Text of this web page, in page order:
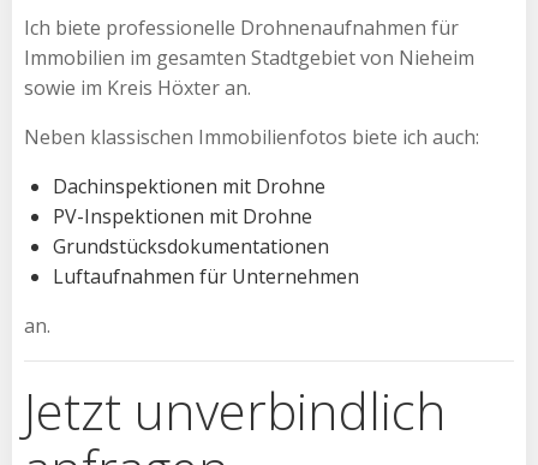
Ich biete professionelle Drohnenaufnahmen für
Immobilien im gesamten Stadtgebiet von Nieheim
sowie im Kreis Höxter an.
Neben klassischen Immobilienfotos biete ich auch:
Dachinspektionen mit Drohne
PV-Inspektionen mit Drohne
Grundstücksdokumentationen
Luftaufnahmen für Unternehmen
an.
Jetzt unverbindlich